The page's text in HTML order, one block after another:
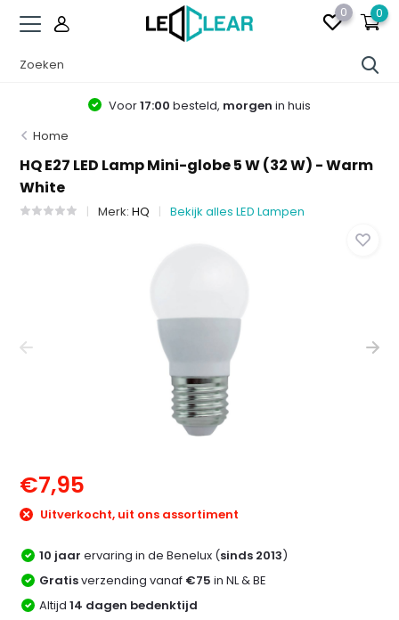
0 0
Voor17:00 besteld, morgen in huis
Home
HQ E27 LED Lamp Mini-globe 5 W (32 W) - Warm
White
Merk:HQ Bekijk alles LED Lampen
€7,95
Uitverkocht, uit ons assortiment
10 jaar ervaring in de Benelux (sinds 2013)
Gratisverzending vanaf €75 in NL & BE
Altijd14 dagen bedenktijd